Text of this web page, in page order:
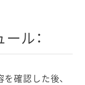
ル：
確認した後、